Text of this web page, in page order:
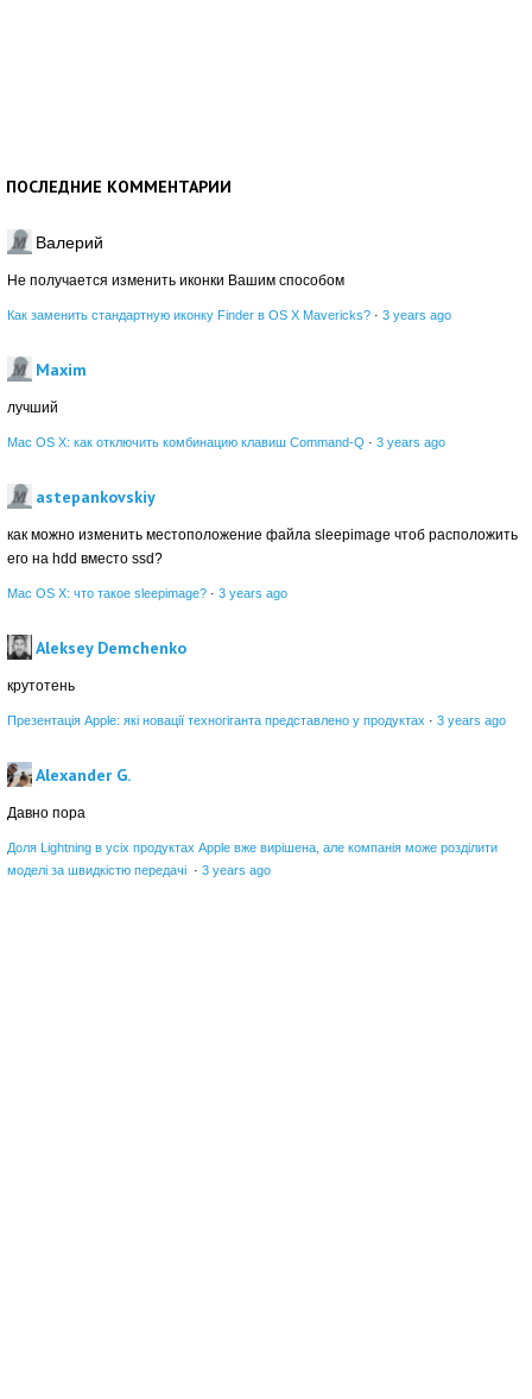
ПОСЛЕДНИЕ КОММЕНТАРИИ
Валерий
Не получается изменить иконки Вашим способом
Как заменить стандартную иконку Finder в OS X Mavericks? · 3 years ago
Maxim
лучший
Mac OS X: как отключить комбинацию клавиш Command-Q · 3 years ago
astepankovskiy
как можно изменить местоположение файла sleepimage чтоб расположить
его на hdd вместо ssd?
Mac OS X: что такое sleepimage? · 3 years ago
Aleksey Demchenko
крутотень
Презентація Apple: які новації техногіганта представлено у продуктах · 3 years ago
Alexander G.
Давно пора
Доля Lightning в усіх продуктах Apple вже вирішена, але компанія може розділити
моделі за швидкістю передачі · 3 years ago